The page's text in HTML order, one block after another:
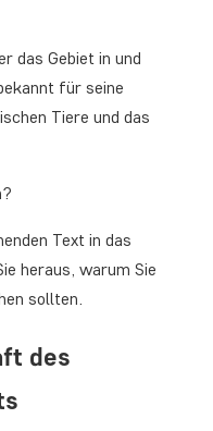
das Gebiet in und
für seine
Tiere und das
Text in das
heraus, warum Sie
sollten.
des